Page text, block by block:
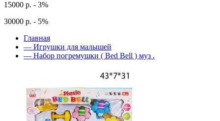
15000 р. - 3%
30000 р. - 5%
Главная
— Игрушки для малышей
— Набор погремушки ( Bed Bell ) муз .